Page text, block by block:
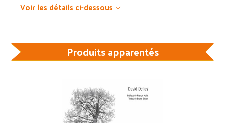
Voir les détails ci-dessous
Produits apparentés